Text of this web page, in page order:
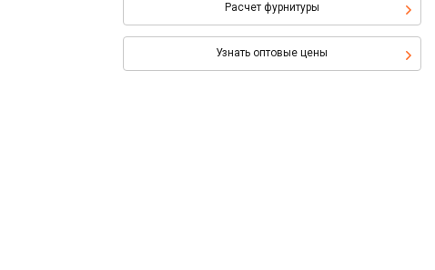
Расчет фурнитуры
Узнать оптовые цены